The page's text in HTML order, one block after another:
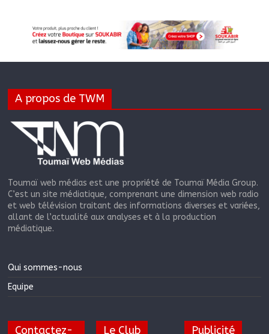
A propos de TWM
Toumaï web médias est une propriété de Toumaï Média Group.
C’est un site médiatique, comprenant une dimension web radio
et web télévision traitant des informations diverses et variées,
allant de l’actualité aux analyses et à la production
médiatique.
Qui sommes-nous
Equipe
Contactez- Le Club Publicité